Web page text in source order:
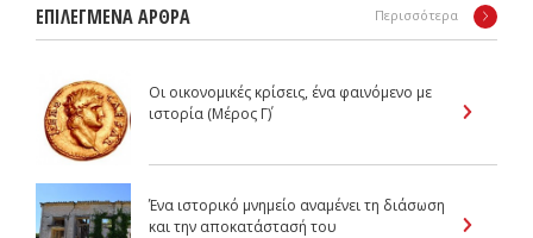
ΕΠΙΛΕΓΜΕΝΑ ΑΡΘΡΑ Περισσότερα
Οι οικονομικές κρίσεις, ένα φαινόμενο με
ιστορία (Μέρος Γ΄)
Ένα ιστορικό μνημείο αναμένει τη διάσωση
και την αποκατάστασή του